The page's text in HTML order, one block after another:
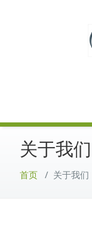
关于我们
首页 / 关于我们